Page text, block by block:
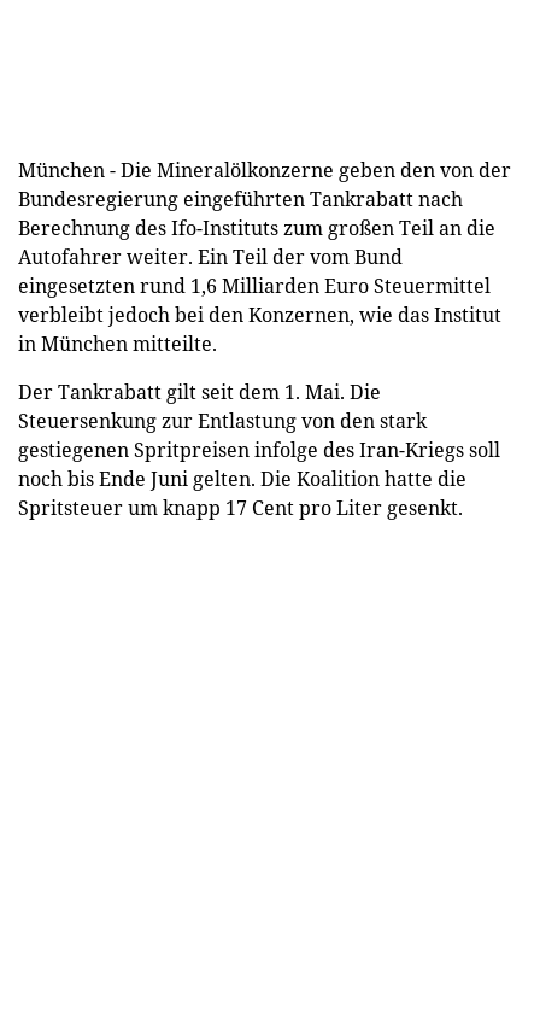
München - Die Mineralölkonzerne geben den von der
Bundesregierung eingeführten Tankrabatt nach
Berechnung des Ifo-Instituts zum großen Teil an die
Autofahrer weiter. Ein Teil der vom Bund
eingesetzten rund 1,6 Milliarden Euro Steuermittel
verbleibt jedoch bei den Konzernen, wie das Institut
in München mitteilte.
Der Tankrabatt gilt seit dem 1. Mai. Die
Steuersenkung zur Entlastung von den stark
gestiegenen Spritpreisen infolge des Iran-Kriegs soll
noch bis Ende Juni gelten. Die Koalition hatte die
Spritsteuer um knapp 17 Cent pro Liter gesenkt.